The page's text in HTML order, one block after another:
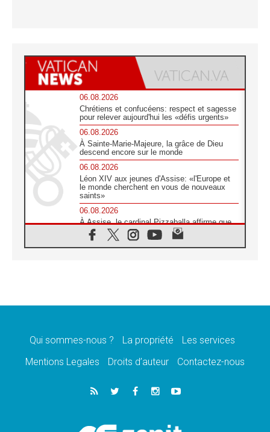
06.08.2026
Chrétiens et confucéens: respect et sagesse
pour relever aujourd'hui les «défis urgents»
06.08.2026
À Sainte-Marie-Majeure, la grâce de Dieu
descend encore sur le monde
06.08.2026
Léon XIV aux jeunes d'Assise: «l'Europe et
le monde cherchent en vous de nouveaux
saints»
06.08.2026
À Assise, le cardinal Pizzaballa affirme que
«les chrétiens veulent la paix»
06.08.2026
message de paix et de dignité humaine»
«La visite du Pape en Uruguay renforcera
05.08.2026
Le nonce en Ukraine: «Il est inquiétant
Qui sommes-nous ? La propriété
Les services
Mentions Legales
Droits d’auteur Contactez-nous